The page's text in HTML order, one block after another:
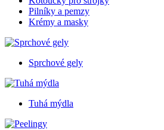
Pilníky a pemzy
Krémy a masky
Sprchové gely
Tuhá mýdla